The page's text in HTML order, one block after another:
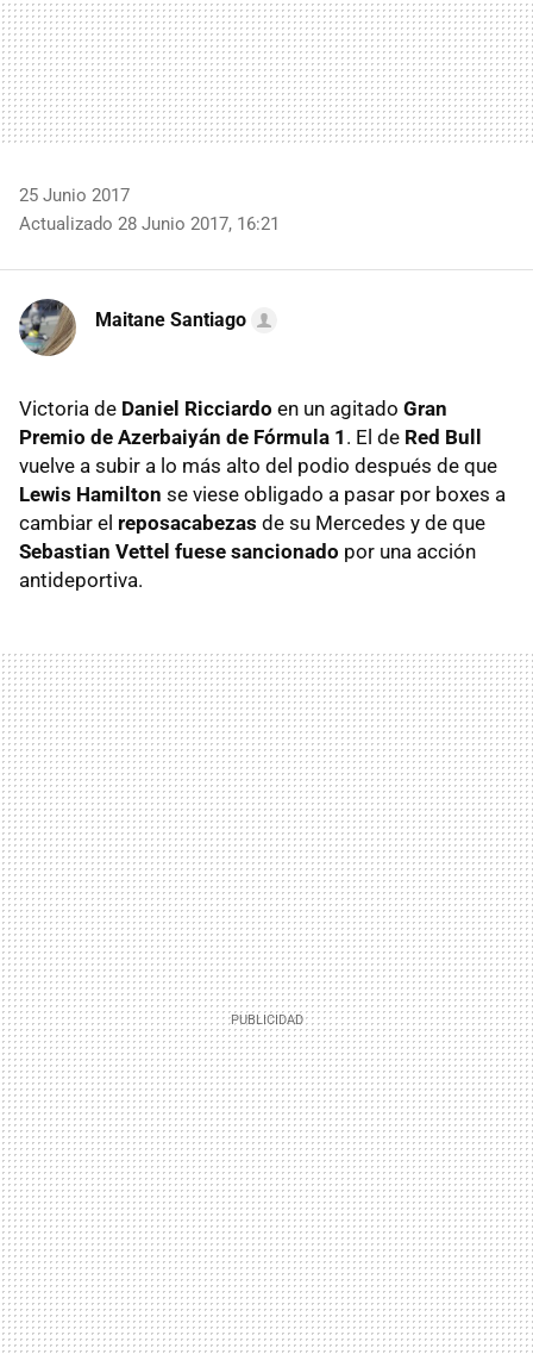
25 Junio 2017
Actualizado 28 Junio 2017, 16:21
Maitane Santiago
Victoria de Daniel Ricciardo en un agitado Gran
Premio de Azerbaiyán de Fórmula 1 . El de Red Bull
vuelve a subir a lo más alto del podio después de que
Lewis Hamilton se viese obligado a pasar por boxes a
cambiar el reposacabezas de su Mercedes y de que
Sebastian Vettel fuese sancionado por una acción
antideportiva.